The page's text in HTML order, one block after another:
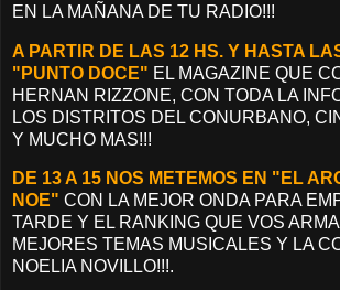
EN LA MAÑANA DE TU RADIO!!!
A PARTIR DE LAS 12 HS. Y HASTA
"PUNTO DOCE" EL MAGAZINE QUE
HERNAN RIZZONE, CON TODA LA
LOS DISTRITOS DEL CONURBANO,
Y MUCHO MAS!!!
DE 13 A 15 NOS METEMOS EN "EL
NOE" CON LA MEJOR ONDA PARA
TARDE Y EL RANKING QUE VOS
MEJORES TEMAS MUSICALES Y LA
NOELIA NOVILLO!!!.